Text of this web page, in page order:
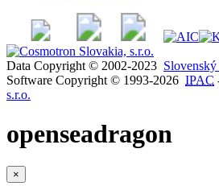
Data Copyright © 2002-2023
Software Copyright © 1993-2026 IPAC
s.r.o.
openseadragon
×